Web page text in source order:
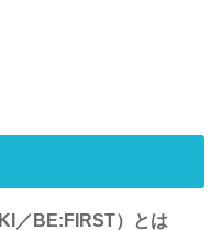
／BE:FIRST）とは